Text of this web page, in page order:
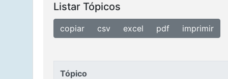
Listar Tópicos
copiar csv excel pdf imprimir
Tópico